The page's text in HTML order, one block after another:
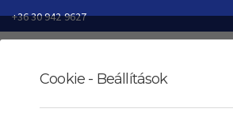
+36 30 942 9627
TEXTILREVUE TERMÉKEK
Kabátok
Cookie - Beállítások